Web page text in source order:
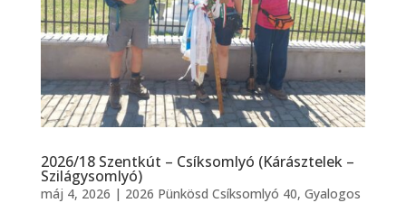
2026/18 Szentkút – Csíksomlyó (Kárásztelek –
Szilágysomlyó)
máj 4, 2026 | 2026 Pünkösd Csíksomlyó 40, Gyalogos